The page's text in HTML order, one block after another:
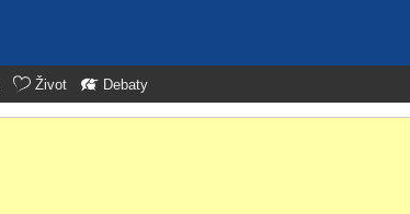
Život Debaty